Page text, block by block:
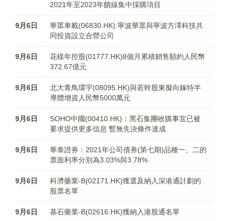
2021年至2023年饋線集中採購項目
9月6日
華眾車載(06830.HK):寧波華眾與寧波方澤科技共
同投資設立合營公司
9月6日
花樣年控股(01777.HK)8個月累積銷售額約人民幣
372.67億元
9月6日
北大青鳥環宇(08095.HK)與若幹股東擬向鎵特半
導體增資人民幣5000萬元
9月6日
SOHO中國(00410.HK)：黑石集團收購事宜已被
要求提供更多信息 暫無先決條件達成
9月6日
華泰證券：2021年公司債券(第七期)品種一、二的
票面利率分別為3.03%與3.78%
9月6日
科濟藥業-B(02171.HK)獲選及納入深港通計劃的
股票名單
9月6日 基石藥業-B(02616.HK)獲納入港股通名單